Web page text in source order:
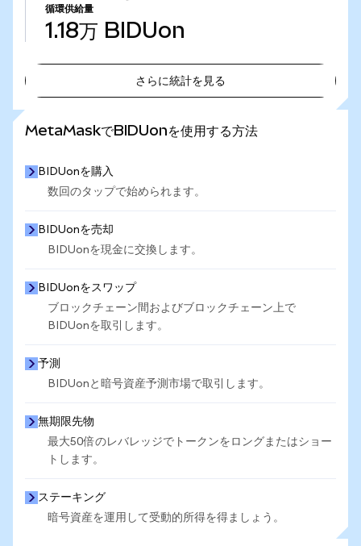
循環供給量
1.18万 BIDUon
さらに統計を見る
MetaMaskでBIDUonを使用する方法
BIDUonを購入
数回のタップで始められます。
BIDUonを売却
BIDUonを現金に交換します。
BIDUonをスワップ
ブロックチェーン間およびブロックチェーン上で
BIDUonを取引します。
予測
BIDUonと暗号資産予測市場で取引します。
無期限先物
最大50倍のレバレッジでトークンをロングまたはショー
トします。
ステーキング
暗号資産を運用して受動的所得を得ましょう。